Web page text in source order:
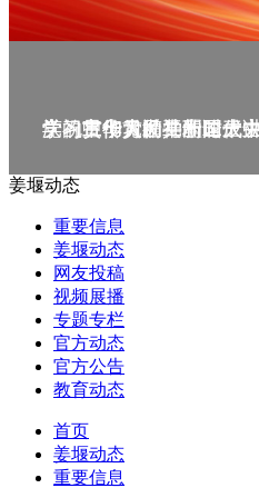
庆祝中华人民共和国成
学习贯彻党的二十届三
党的二十大精神理论大
学习宣传贯彻党的二十
学习贯彻习近平新时代
姜堰动态
重要信息
姜堰动态
网友投稿
视频展播
专题专栏
官方动态
官方公告
教育动态
首页
姜堰动态
重要信息